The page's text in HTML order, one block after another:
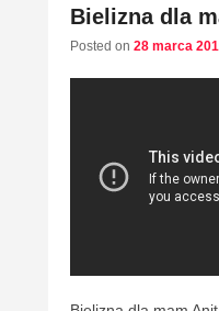
Bielizna dla
Posted on 28 marca